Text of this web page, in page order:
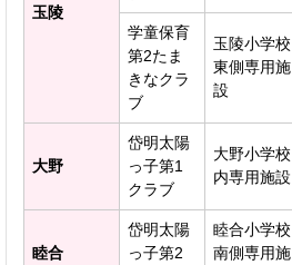
玉陵
学童保育
第2たま
きなクラ
ブ
玉陵小学校
東側専用施
設
大野
岱明太陽
っ子第1
クラブ
大野小学校
内専用施設
睦合
岱明太陽
っ子第2
睦合小学校
南側専用施